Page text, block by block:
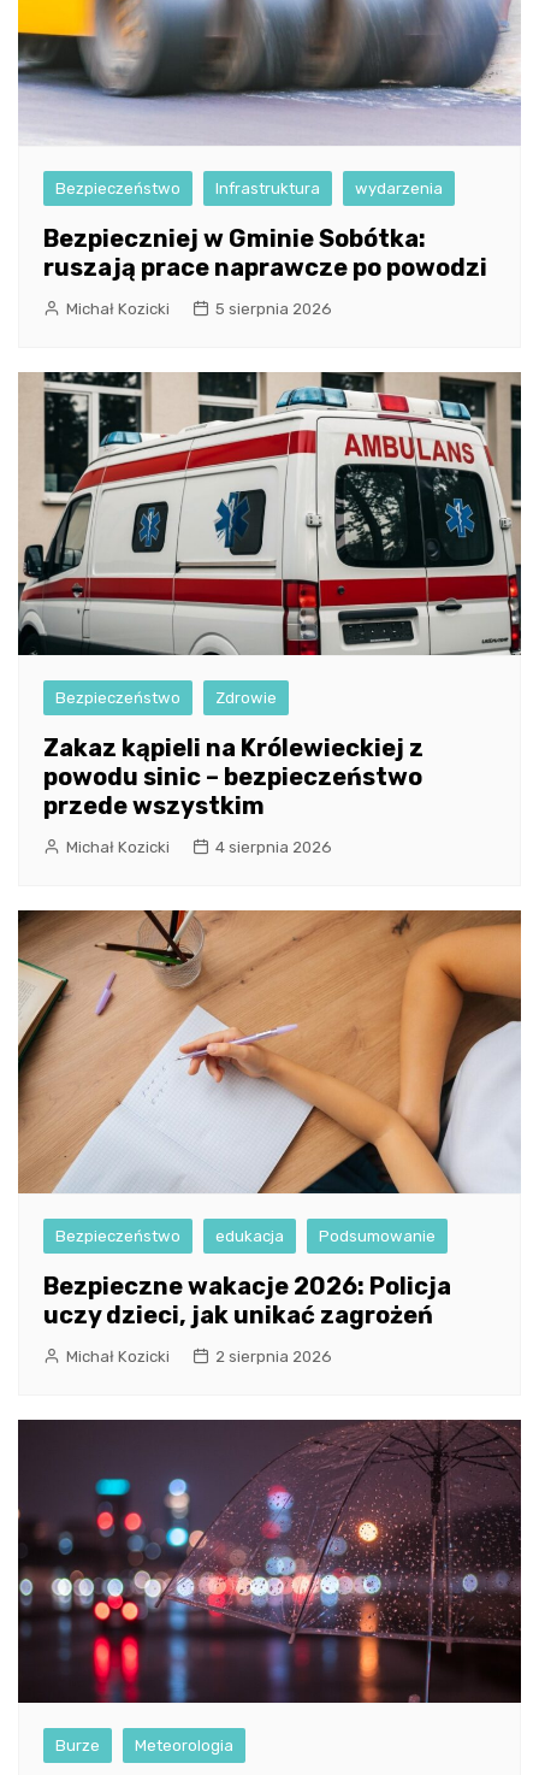
Bezpieczeństwo Infrastruktura wydarzenia
Bezpieczniej w Gminie Sobótka:
ruszają prace naprawcze po powodzi
Michał Kozicki 5 sierpnia 2026
Bezpieczeństwo Zdrowie
Zakaz kąpieli na Królewieckiej z
powodu sinic – bezpieczeństwo
przede wszystkim
Michał Kozicki 4 sierpnia 2026
Bezpieczeństwo edukacja Podsumowanie
Bezpieczne wakacje 2026: Policja
uczy dzieci, jak unikać zagrożeń
Michał Kozicki 2 sierpnia 2026
Burze Meteorologia